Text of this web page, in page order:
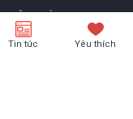
TÂN HOÀNG KIM.Cung
Tin tức Yêu thích